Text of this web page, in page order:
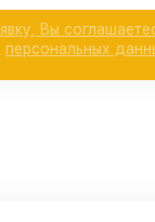
Вы
персональных